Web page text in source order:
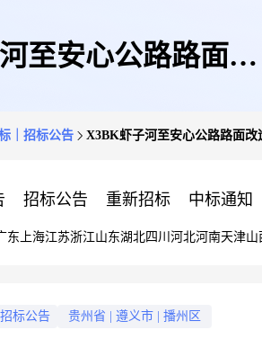
至安心公路路面改
｜招标公告 X3BK虾子河至安心公路路面改
招标公告 重新招标 中标通知
东 上海江苏浙江山东湖北四川 河北河南天津山
标公告 贵州省 遵义市 播州区